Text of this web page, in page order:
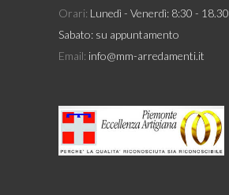
Orari: Lunedì - Venerdì: 8:30 - 18.30
Sabato: su appuntamento
Email: info@mm-arredamenti.it